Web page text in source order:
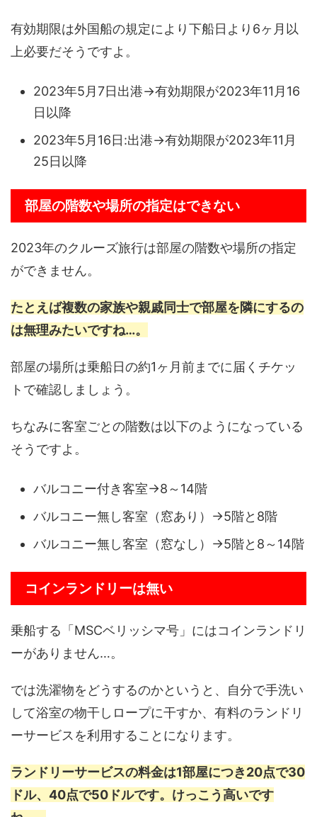
有効期限は外国船の規定により下船日より6ヶ月以
上必要だそうですよ。
2023年5月7日出港→有効期限が2023年11月16
日以降
2023年5月16日:出港→有効期限が2023年11月
25日以降
部屋の階数や場所の指定はできない
2023年のクルーズ旅行は部屋の階数や場所の指定
ができません。
たとえば複数の家族や親戚同士で部屋を隣にするの
は無理みたいですね…。
部屋の場所は乗船日の約1ヶ月前までに届くチケッ
トで確認しましょう。
ちなみに客室ごとの階数は以下のようになっている
そうですよ。
バルコニー付き客室→8～14階
バルコニー無し客室（窓あり）→5階と8階
バルコニー無し客室（窓なし）→5階と8～14階
コインランドリーは無い
乗船する「MSCベリッシマ号」にはコインランドリ
ーがありません…。
では洗濯物をどうするのかというと、自分で手洗い
して浴室の物干しロープに干すか、有料のランドリ
ーサービスを利用することになります。
ランドリーサービスの料金は1部屋につき20点で30
ドル、40点で50ドルです。けっこう高いです